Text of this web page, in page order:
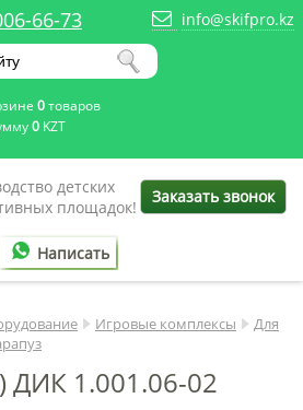
66-73 info@skifpro.kz
0товаров
0 KZT
детских
площадок!
Заказать звонок
Написать
Игровые комплексы
Для
ДИК 1.001.06-02